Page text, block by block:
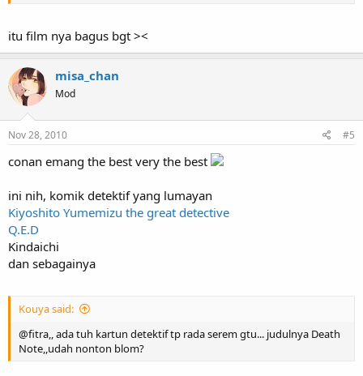
itu film nya bagus bgt ><
misa_chan
Mod
Nov 28, 2010 #5
conan emang the best very the best
ini nih, komik detektif yang lumayan
Kiyoshito Yumemizu the great detective
Q.E.D
Kindaichi
dan sebagainya
Kouya said:
@fitra,, ada tuh kartun detektif tp rada serem gtu... judulnya Death
Note,,udah nonton blom?